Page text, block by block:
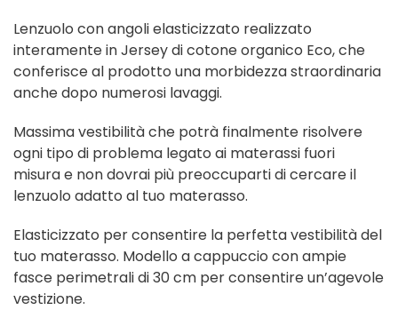
Lenzuolo con angoli elasticizzato realizzato
interamente in Jersey di cotone organico Eco, che
conferisce al prodotto una morbidezza straordinaria
anche dopo numerosi lavaggi.
Massima vestibilità che potrà finalmente risolvere
ogni tipo di problema legato ai materassi fuori
misura e non dovrai più preoccuparti di cercare il
lenzuolo adatto al tuo materasso.
Elasticizzato per consentire la perfetta vestibilità del
tuo materasso. Modello a cappuccio con ampie
fasce perimetrali di 30 cm per consentire un’agevole
vestizione.